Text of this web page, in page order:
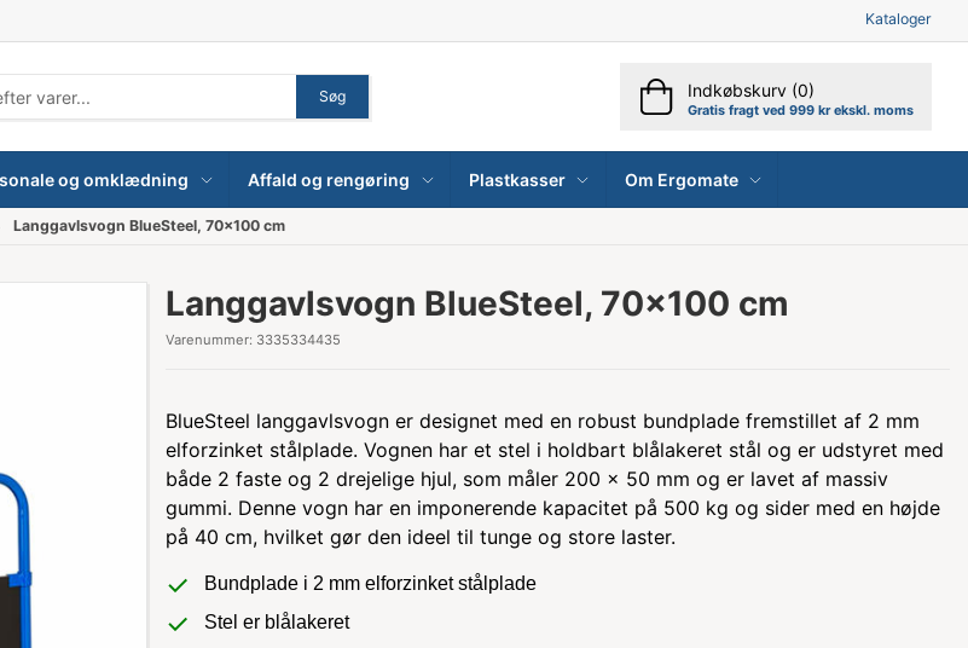
Kataloger
Søg Indkøbskurv (0)
Gratis fragt ved 999 kr ekskl. moms
og omklædning Affald og rengøring Plastkasser Om Ergomate
Langgavlsvogn BlueSteel, 70x100 cm
Langgavlsvogn BlueSteel, 70x100 cm
Varenummer: 3335334435
BlueSteel langgavlsvogn er designet med en robust bundplade fremstillet af 2 mm
elforzinket stålplade. Vognen har et stel i holdbart blålakeret stål og er udstyret med
både 2 faste og 2 drejelige hjul, som måler 200 x 50 mm og er lavet af massiv
gummi. Denne vogn har en imponerende kapacitet på 500 kg og sider med en højde
på 40 cm, hvilket gør den ideel til tunge og store laster.
Bundplade i 2 mm elforzinket stålplade
Stel er blålakeret